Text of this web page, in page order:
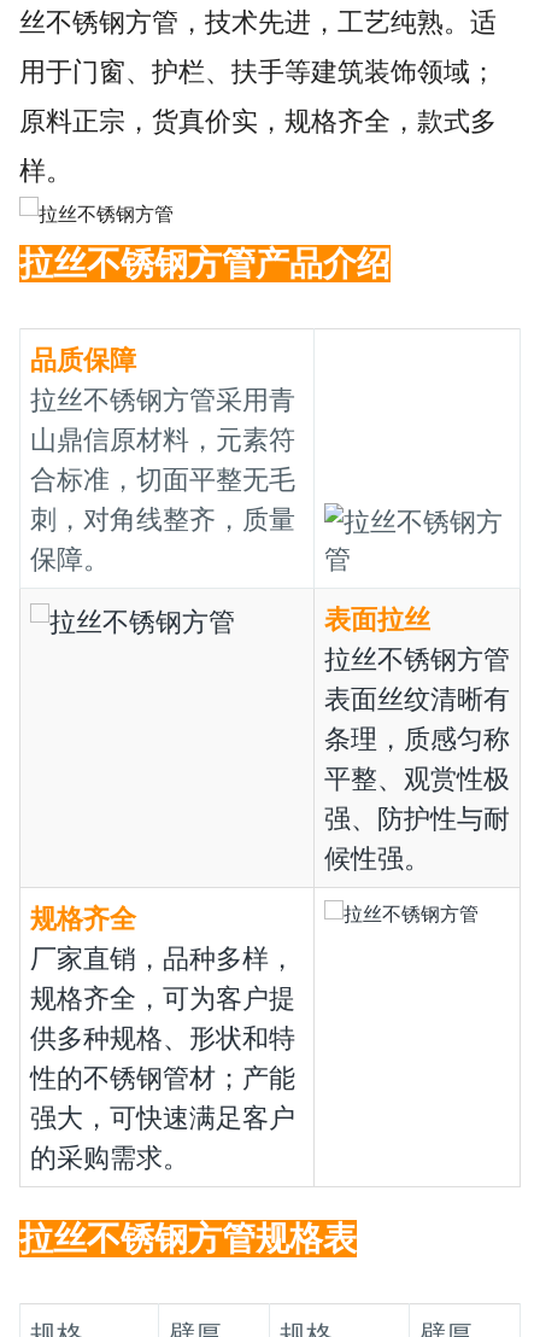
丝不锈钢方管，技术先进，工艺纯熟。适
用于门窗、护栏、扶手等建筑装饰领域；
原料正宗，货真价实，规格齐全，款式多
样。
拉丝不锈钢方管产品介绍
品质保障
拉丝不锈钢方管采用青
山鼎信原材料，元素符
合标准，切面平整无毛
刺，对角线整齐，质量
保障。
表面拉丝
拉丝不锈钢方管
表面丝纹清晰有
条理，质感匀称
平整、观赏性极
强、防护性与耐
候性强。
规格齐全
厂家直销，品种多样，
规格齐全，可为客户提
供多种规格、形状和特
性的不锈钢管材；产能
强大，可快速满足客户
的采购需求。
拉丝不锈钢方管规格表